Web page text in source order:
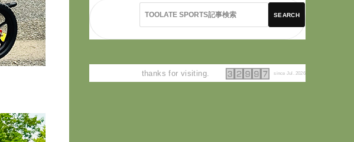
SEARCH
thanks for visiting. since Jul. 2026